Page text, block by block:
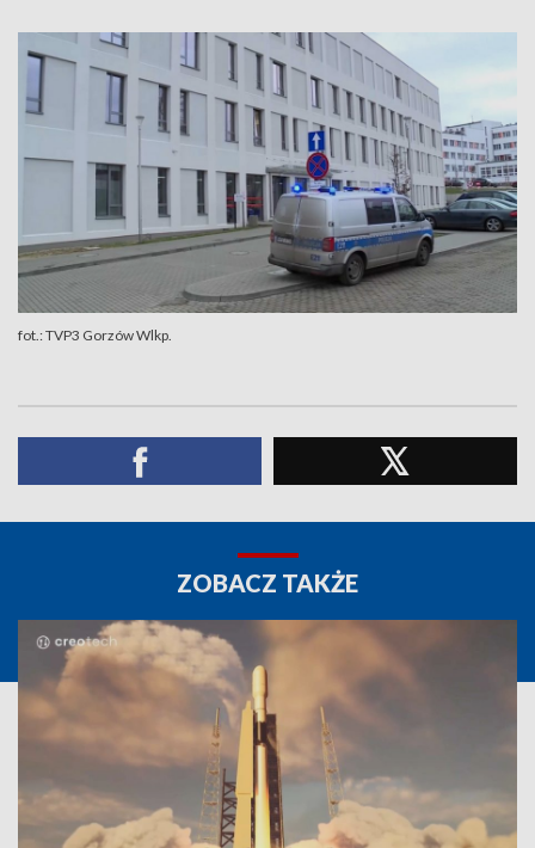
fot.: TVP3 Gorzów Wlkp.
ZOBACZ TAKŻE